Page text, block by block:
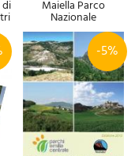
Maiella Parco
Nazionale
-5%